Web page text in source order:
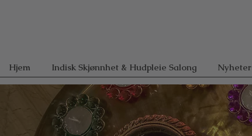
Hjem Indisk Skjønnhet & Hudpleie Salong Nyheter